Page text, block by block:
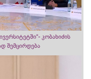
კობახიძის
შემცირდება